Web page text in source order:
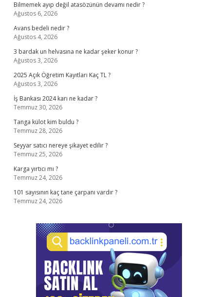
Bilmemek ayıp değil atasözünün devamı nedir ?
Ağustos 6, 2026
Avans bedeli nedir ?
Ağustos 4, 2026
3 bardak un helvasına ne kadar şeker konur ?
Ağustos 3, 2026
2025 Açık Öğretim Kayıtları Kaç TL ?
Ağustos 3, 2026
İş Bankası 2024 karı ne kadar ?
Temmuz 30, 2026
Tanga külot kim buldu ?
Temmuz 28, 2026
Seyyar satıcı nereye şikayet edilir ?
Temmuz 25, 2026
Karga yırtıcı mı ?
Temmuz 24, 2026
101 sayısının kaç tane çarpanı vardır ?
Temmuz 24, 2026